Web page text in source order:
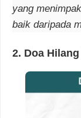
yang
baik daripada
2. Doa